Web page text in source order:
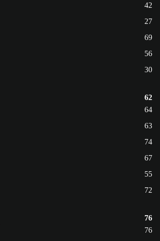
42
27
69
56
30
62
64
63
74
67
55
72
76
76